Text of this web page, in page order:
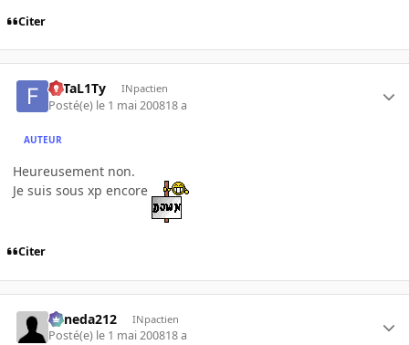
Citer
FaTaL1Ty INpactien
Posté(e) le 1 mai 200818 a
AUTEUR
Heureusement non.
Je suis sous xp encore
Citer
keneda212 INpactien
Posté(e) le 1 mai 200818 a